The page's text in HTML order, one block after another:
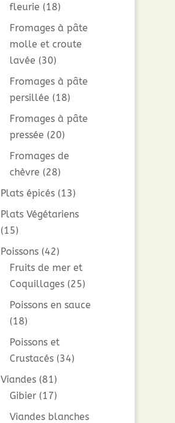
fleurie (18)
Fromages à pâte
molle et croute
lavée (30)
Fromages à pâte
persillée (18)
Fromages à pâte
pressée (20)
Fromages de
chèvre (28)
Plats épicés (13)
Plats Végétariens
(15)
Poissons (42)
Fruits de mer et
Coquillages (25)
Poissons en sauce
(18)
Poissons et
Crustacés (34)
Viandes (81)
Gibier (17)
Viandes blanches